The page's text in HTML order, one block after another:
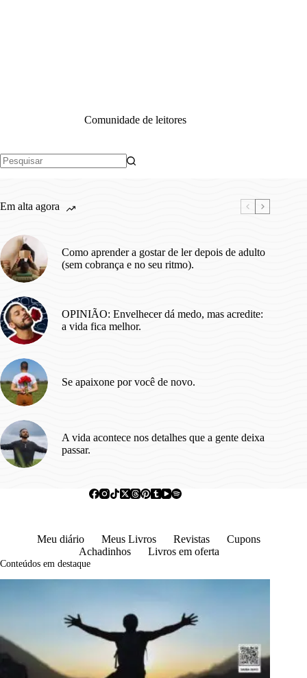
Comunidade de leitores
Em alta agora
Como aprender a gostar de ler depois de adulto
(sem cobrança e no seu ritmo).
OPINIÃO: Envelhecer dá medo, mas acredite:
a vida fica melhor.
Se apaixone por você de novo.
A vida acontece nos detalhes que a gente deixa
passar.
Meu diário Meus Livros Revistas
Cupons
Achadinhos
Livros em oferta
Conteúdos em destaque